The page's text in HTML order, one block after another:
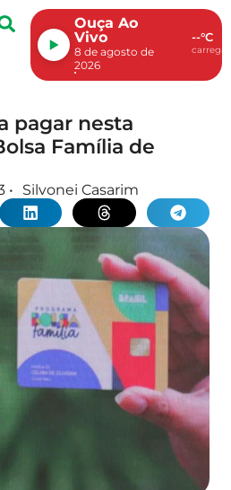
Ouça Ao
Vivo
8 de agosto de
2026
--°C
pagar nesta
Família de
• Silvonei Casarim